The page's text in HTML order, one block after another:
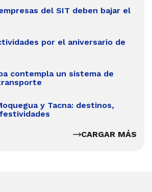
del SIT deben bajar el
por el aniversario de
contempla un sistema de
y Tacna: destinos,
CARGAR MÁS